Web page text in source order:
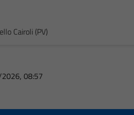
Cairoli (PV)
08:57